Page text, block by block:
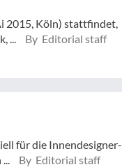
2015, Köln) stattfindet,
...
By Editorial staff
für die Innendesigner-
By Editorial staff